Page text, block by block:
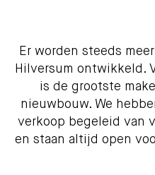
Er worden steeds
Hilversum ontwikkeld.
is de grootste
nieuwbouw. We
verkoop begeleid van
en staan altijd open